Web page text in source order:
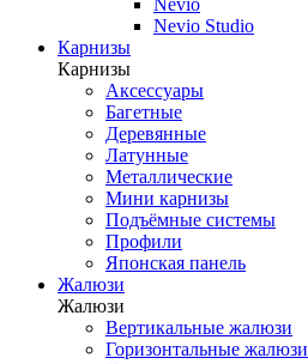
Nevio
Nevio Studio
Карнизы
Карнизы
Аксессуары
Багетные
Деревянные
Латунные
Металлические
Мини карнизы
Подъёмные системы
Профили
Японская панель
Жалюзи
Жалюзи
Вертикальные жалюзи
Горизонтальные жалюзи